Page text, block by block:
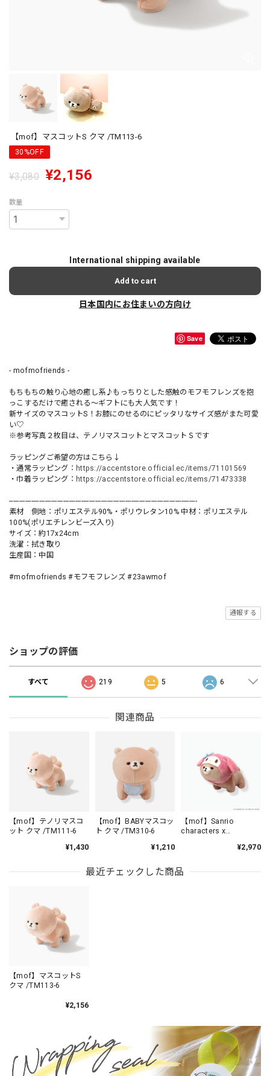
【mof】マスコットS クマ /TM113-6
30%OFF
¥3,080 ¥2,156
数量
International shipping available
Add to cart
日本国内にお住まいの方向け
Save
- mofmofriends -
もちもちの触り心地の癒し系♪もっちりとした感触のモフモフレンズを抱
っこするだけで癒される〜ギフトにも大人気です！
新サイズのマスコットS！お膝にのせるのにピッタリなサイズ感がまた可愛
い♡
※参考写真２枚目は、テノリマスコットとマスコットＳです
ラッピングご希望の方はこちら↓
・通常ラッピング： https://accentstore.official.ec/items/71101569
・巾着ラッピング： https://accentstore.official.ec/items/71473338
----------------------------------------------------------------------------------------------
素材 側地：ポリエステル90%・ポリウレタン10% 中材：ポリエステル
100%(ポリエチレンビーズ入り)
サイズ：約17x24cm
洗濯：拭き取り
生産国：中国
#mofmofriends #モフモフレンズ #23awmof
通報する
ショップの評価
すべて 219 5 6
関連商品
【mof】テノリマスコ
ット クマ /TM111-6
¥1,430
【mof】BABYマスコッ
ト クマ /TM310-6
¥1,210
【mof】Sanrio
characters x
しテノリマスコット
MFS001-6
¥2,970
最近チェックした商品
【mof】マスコットS
クマ /TM113-6
¥2,156